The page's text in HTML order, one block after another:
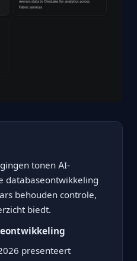
tonen AI-
databaseontwikkeling
behouden controle,
biedt.
presenteert